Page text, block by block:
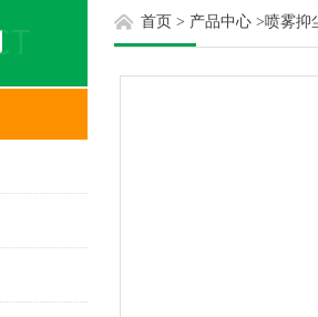
首页 > 产品中心 >喷雾抑